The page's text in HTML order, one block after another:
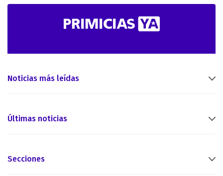
Noticias más leídas
Últimas noticias
Secciones